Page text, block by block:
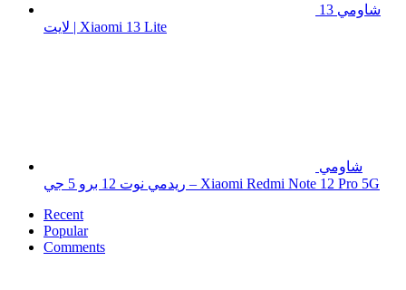
شاومي 13
لايت | Xiaomi 13 Lite
شاومي
ريدمي نوت 12 برو 5 جي – Xiaomi Redmi Note 12 Pro 5G
Recent
Popular
Comments